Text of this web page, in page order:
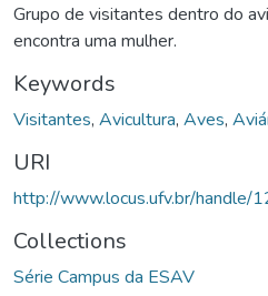
Grupo de visitantes dentro do
encontra uma mulher.
Keywords
Visitantes, Avicultura, Aves,
URI
http://www.locus.ufv.br/
Collections
Série Campus da ESAV